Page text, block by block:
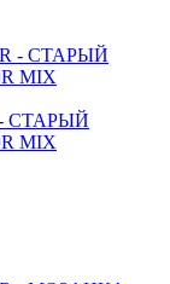
- СТАРЫЙ
MIX